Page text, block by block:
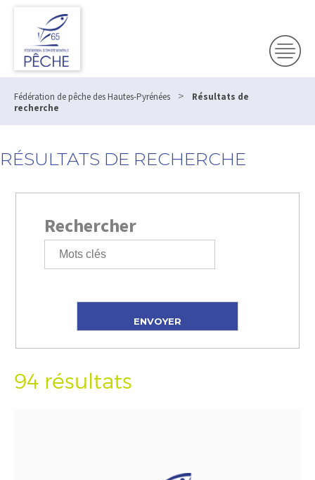
Fédération de pêche des Hautes-Pyrénées >
Résultats de
recherche
RÉSULTATS DE RECHERCHE
Rechercher
94 résultats